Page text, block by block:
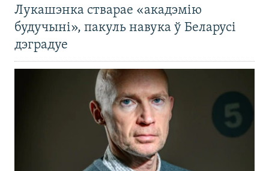
Лукашэнка стварае «акадэмію
будучыні», пакуль навука ў Беларусі
дэградуе